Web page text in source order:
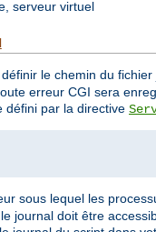
serveur virtuel
le chemin du
erreur CGI sera
défini par la directive
sous lequel les
journal doit être